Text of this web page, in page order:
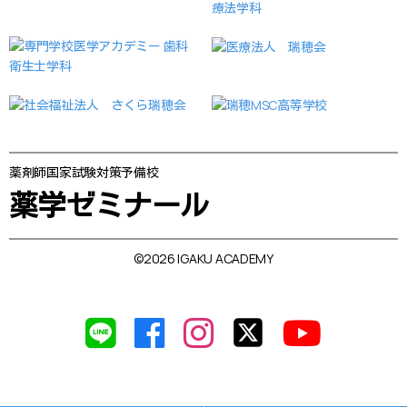
薬剤師国家試験対策予備校
薬学ゼミナール
©2026 IGAKU ACADEMY